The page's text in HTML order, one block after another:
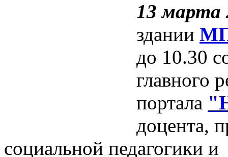
13 марта
здании
до 10.30
главного
портала
доцента,
социальной педагогики и